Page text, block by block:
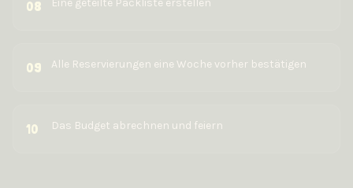
08 Eine geteilte Packliste erstellen
09 Alle Reservierungen eine Woche vorher bestätigen
10 Das Budget abrechnen und feiern